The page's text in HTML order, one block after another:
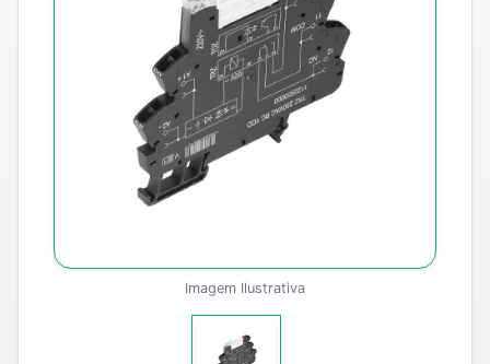
Imagem Ilustrativa